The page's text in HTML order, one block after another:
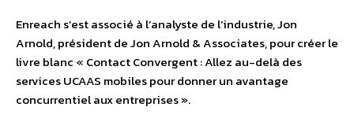
Enreach s’est associé à l’analyste de l’industrie, Jon
Arnold, président de Jon Arnold & Associates, pour créer le
livre blanc « Contact Convergent : Allez au-delà des
services UCAAS mobiles pour donner un avantage
concurrentiel aux entreprises ».